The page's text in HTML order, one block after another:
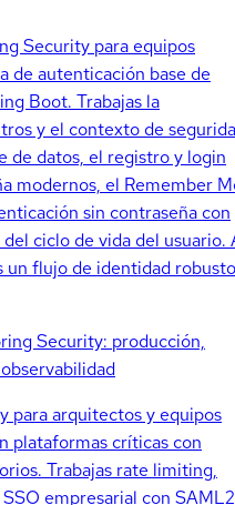
Security para equipos
de autenticación base de
Boot. Trabajas la
y el contexto de
de datos, el registro y login
modernos, el Remember
sin contraseña con
ciclo de vida del usuario.
flujo de identidad
Security: producción,
para arquitectos y equipos
plataformas críticas con
Trabajas rate limiting,
empresarial con